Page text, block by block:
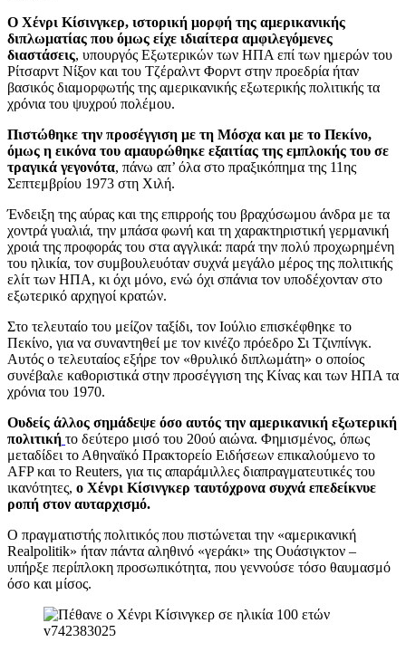
Ο Χένρι Κίσινγκερ, ιστορική μορφή της αμερικανικής
διπλωματίας που όμως είχε ιδιαίτερα αμφιλεγόμενες
διαστάσεις, υπουργός Εξωτερικών των ΗΠΑ επί των ημερών του
Ρίτσαρντ Νίξον και του Τζέραλντ Φορντ στην προεδρία ήταν
βασικός διαμορφωτής της αμερικανικής εξωτερικής πολιτικής τα
χρόνια του ψυχρού πολέμου.
Πιστώθηκε την προσέγγιση με τη Μόσχα και με το Πεκίνο,
όμως η εικόνα του αμαυρώθηκε εξαιτίας της εμπλοκής του σε
τραγικά γεγονότα, πάνω απ’ όλα στο πραξικόπημα της 11ης
Σεπτεμβρίου 1973 στη Χιλή.
Ένδειξη της αύρας και της επιρροής του βραχύσωμου άνδρα με τα
χοντρά γυαλιά, την μπάσα φωνή και τη χαρακτηριστική γερμανική
χροιά της προφοράς του στα αγγλικά: παρά την πολύ προχωρημένη
του ηλικία, τον συμβουλευόταν συχνά μεγάλο μέρος της πολιτικής
ελίτ των ΗΠΑ, κι όχι μόνο, ενώ όχι σπάνια τον υποδέχονταν στο
εξωτερικό αρχηγοί κρατών.
Στο τελευταίο του μείζον ταξίδι, τον Ιούλιο επισκέφθηκε το
Πεκίνο, για να συναντηθεί με τον κινέζο πρόεδρο Σι Τζινπίνγκ.
Αυτός ο τελευταίος εξήρε τον «θρυλικό διπλωμάτη» ο οποίος
συνέβαλε καθοριστικά στην προσέγγιση της Κίνας και των ΗΠΑ τα
χρόνια του 1970.
Ουδείς άλλος σημάδεψε όσο αυτός την αμερικανική εξωτερική
πολιτική το δεύτερο μισό του 20ού αιώνα. Φημισμένος, όπως
μεταδίδει το Αθηναϊκό Πρακτορείο Ειδήσεων επικαλούμενο το
AFP και το Reuters, για τις απαράμιλλες διαπραγματευτικές του
ικανότητες, ο Χένρι Κίσινγκερ ταυτόχρονα συχνά επεδείκνυε
ροπή στον αυταρχισμό.
Ο πραγματιστής πολιτικός που πιστώνεται την «αμερικανική
Realpolitik» ήταν πάντα αληθινό «γεράκι» της Ουάσιγκτον –
υπήρξε περίπλοκη προσωπικότητα, που γεννούσε τόσο θαυμασμό
όσο και μίσος.